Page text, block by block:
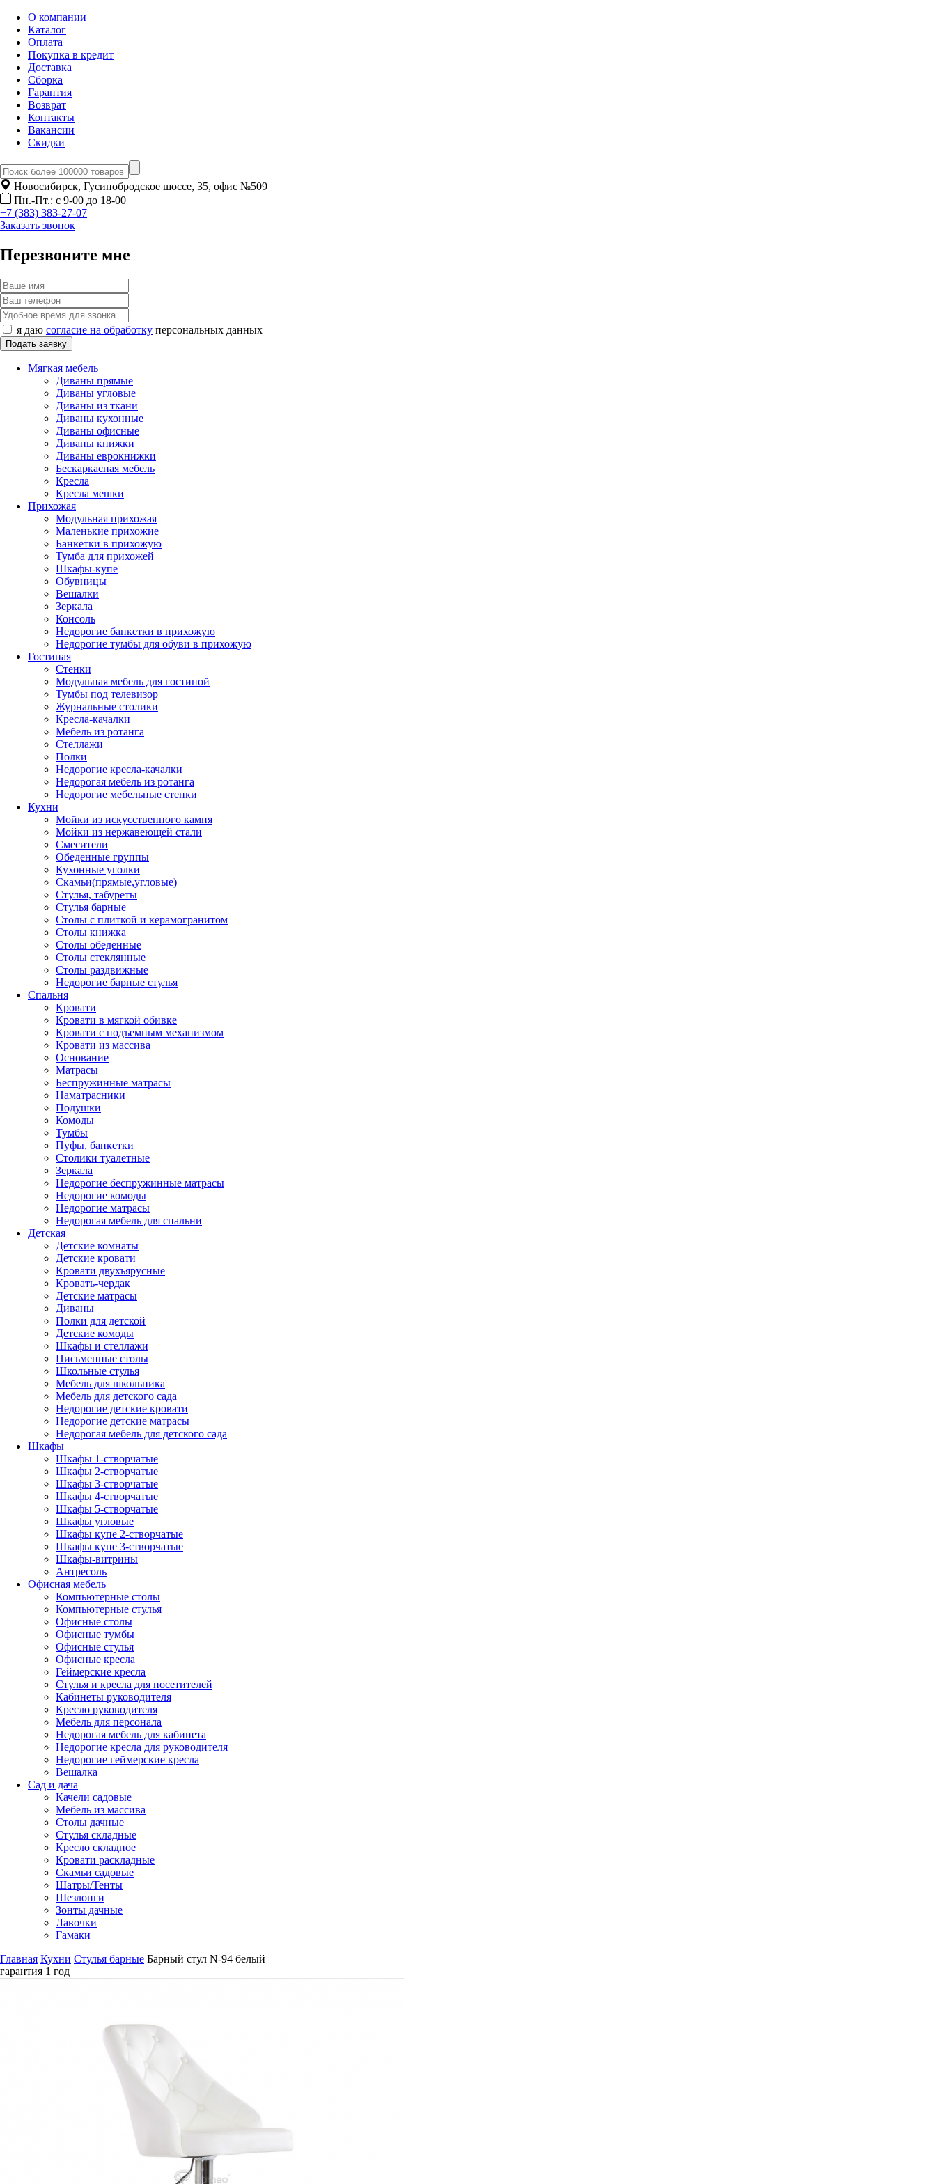
О компании
Каталог
Оплата
Покупка в кредит
Доставка
Сборка
Гарантия
Возврат
Контакты
Вакансии
Скидки
Новосибирск, Гусинобродское шоссе, 35, офис №509
Пн.-Пт.: с 9-00 до 18-00
+7 (383) 383-27-07
Заказать звонок
Перезвоните мне
я даю согласие на обработку персональных данных
Мягкая мебель
Диваны прямые
Диваны угловые
Диваны из ткани
Диваны кухонные
Диваны офисные
Диваны книжки
Диваны еврокнижки
Бескаркасная мебель
Кресла
Кресла мешки
Прихожая
Модульная прихожая
Маленькие прихожие
Банкетки в прихожую
Тумба для прихожей
Шкафы-купе
Обувницы
Вешалки
Зеркала
Консоль
Недорогие банкетки в прихожую
Недорогие тумбы для обуви в прихожую
Гостиная
Стенки
Модульная мебель для гостиной
Тумбы под телевизор
Журнальные столики
Кресла-качалки
Мебель из ротанга
Стеллажи
Полки
Недорогие кресла-качалки
Недорогая мебель из ротанга
Недорогие мебельные стенки
Кухни
Мойки из искусственного камня
Мойки из нержавеющей стали
Смесители
Обеденные группы
Кухонные уголки
Скамьи(прямые,угловые)
Стулья, табуреты
Стулья барные
Столы с плиткой и керамогранитом
Столы книжка
Столы обеденные
Столы стеклянные
Столы раздвижные
Недорогие барные стулья
Спальня
Кровати
Кровати в мягкой обивке
Кровати с подъемным механизмом
Кровати из массива
Основание
Матрасы
Беспружинные матрасы
Наматрасники
Подушки
Комоды
Тумбы
Пуфы, банкетки
Столики туалетные
Зеркала
Недорогие беспружинные матрасы
Недорогие комоды
Недорогие матрасы
Недорогая мебель для спальни
Детская
Детские комнаты
Детские кровати
Кровати двухъярусные
Кровать-чердак
Детские матрасы
Диваны
Полки для детской
Детские комоды
Шкафы и стеллажи
Письменные столы
Школьные стулья
Мебель для школьника
Мебель для детского сада
Недорогие детские кровати
Недорогие детские матрасы
Недорогая мебель для детского сада
Шкафы
Шкафы 1-створчатые
Шкафы 2-створчатые
Шкафы 3-створчатые
Шкафы 4-створчатые
Шкафы 5-створчатые
Шкафы угловые
Шкафы купе 2-створчатые
Шкафы купе 3-створчатые
Шкафы-витрины
Антресоль
Офисная мебель
Компьютерные столы
Компьютерные стулья
Офисные столы
Офисные тумбы
Офисные стулья
Офисные кресла
Геймерские кресла
Стулья и кресла для посетителей
Кабинеты руководителя
Кресло руководителя
Мебель для персонала
Недорогая мебель для кабинета
Недорогие кресла для руководителя
Недорогие геймерские кресла
Вешалка
Сад и дача
Качели садовые
Мебель из массива
Столы дачные
Стулья складные
Кресло складное
Кровати раскладные
Скамьи садовые
Шатры/Тенты
Шезлонги
Зонты дачные
Лавочки
Гамаки
Главная Кухни Стулья барные Барный стул N-94 белый
гарантия 1 год